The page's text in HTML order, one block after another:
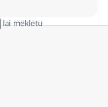
lai meklētu